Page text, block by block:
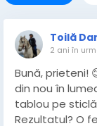
Toilă
2 ani în
Bună, prieteni!
din nou în
tablou pe
Rezultatul? O